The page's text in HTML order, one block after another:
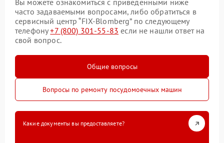
Вы можете ознакомиться с приведенными ниже
часто задаваемыми вопросами, либо обратиться в
сервисный центр “FIX-Blomberg” по следующему
телефону+7 (800) 301-55-83 если не нашли ответ на
свой вопрос.
Общие вопросы
Вопросы по ремонту посудомоечных машин
Какие документы вы предоставляете?